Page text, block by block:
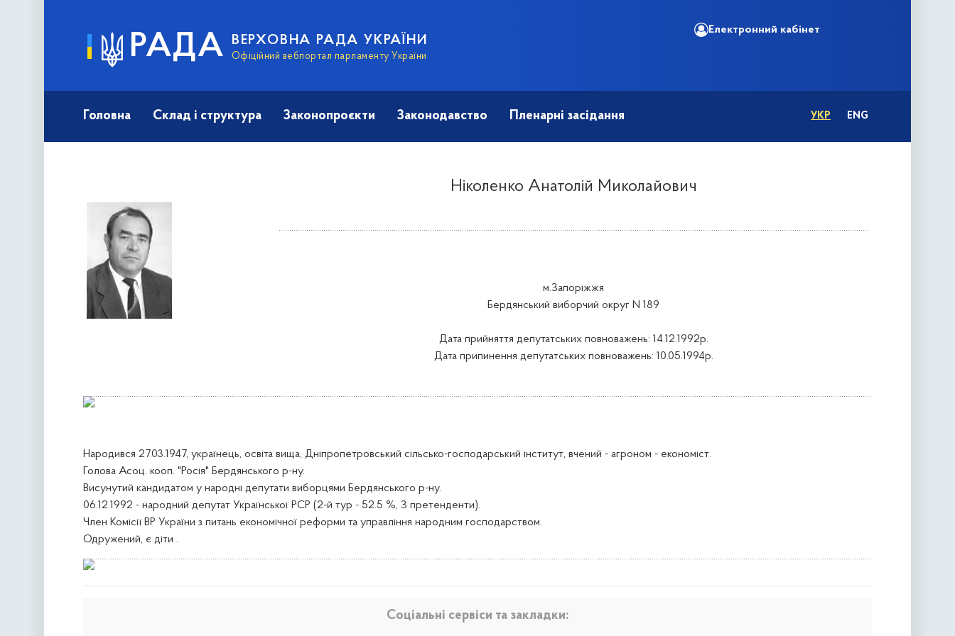
РАДА ВЕРХОВНА РАДА УКРАЇНИ
Офіційний вебпортал парламенту України
Електронний кабінет
Головна Склад і структура Законопроєкти Законодавство Пленарні засідання УКР ENG
Ніколенко Анатолій Миколайович
м.Запоріжжя
Бердянський виборчий округ N 189
Дата прийняття депутатських повноважень: 14.12.1992р.
Дата припинення депутатських повноважень: 10.05.1994р.
Народився 27.03.1947, українець, освіта вища, Дніпропетровський сільсько-господарський інститут, вчений - агроном - економіст.
Голова Асоц. кооп. "Росія" Бердянського р-ну.
Висунутий кандидатом у народні депутати виборцями Бердянського р-ну.
06.12.1992 - народний депутат Української РСР (2-й тур - 52.5 %, З претенденти).
Член Комісії ВР України з питань економічної реформи та управління народним господарством.
Одружений, є діти .
Соціальні сервіси та закладки: